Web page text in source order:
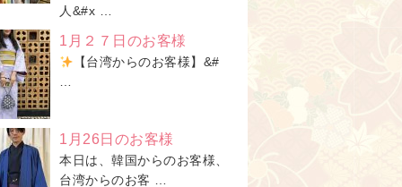
人&#x …
1月２７日のお客様
【台湾からのお客様】&#
…
1月26日のお客様
本日は、韓国からのお客様、
台湾からのお客 …